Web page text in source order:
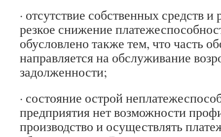
· отсутствие собственных средств
резкое снижение
обусловлено также тем, что часть
направляется на обслуживание
задолженности;
· состояние острой
предприятия нет возможности
производство и осуществлять